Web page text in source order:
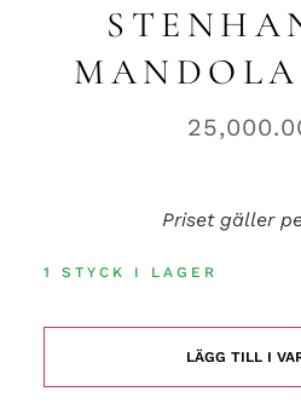
Priset gäller
1 STYCK I LAGER
LÄGG TILL I